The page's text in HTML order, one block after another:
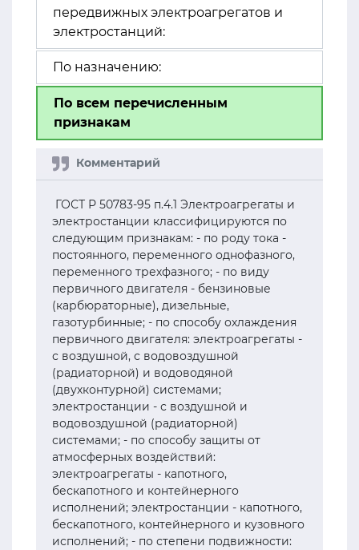
передвижных электроагрегатов и
электростанций:
По назначению:
По всем перечисленным
признакам
ГОСТ Р 50783-95 п.4.1 Электроагрегаты и
электростанции классифицируются по
следующим признакам: - по роду тока -
постоянного, переменного однофазного,
переменного трехфазного; - по виду
первичного двигателя - бензиновые
(карбюраторные), дизельные,
газотурбинные; - по способу охлаждения
первичного двигателя: электроагрегаты -
с воздушной, с водовоздушной
(радиаторной) и водоводяной
(двухконтурной) системами;
электростанции - с воздушной и
водовоздушной (радиаторной)
системами; - по способу защиты от
атмосферных воздействий:
электроагрегаты - капотного,
бескапотного и контейнерного
исполнений; электростанции - капотного,
бескапотного, контейнерного и кузовного
исполнений; - по степени подвижности: